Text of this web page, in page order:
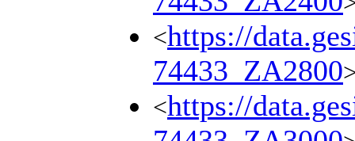
<https://
74433_ZA2800
<https://